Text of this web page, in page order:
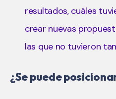
resultados, cuáles
crear nuevas
las que no tuvieron
¿Se puede